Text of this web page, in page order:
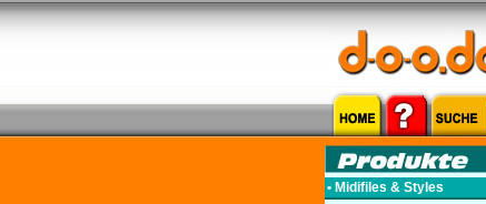
• Midifiles & Styles